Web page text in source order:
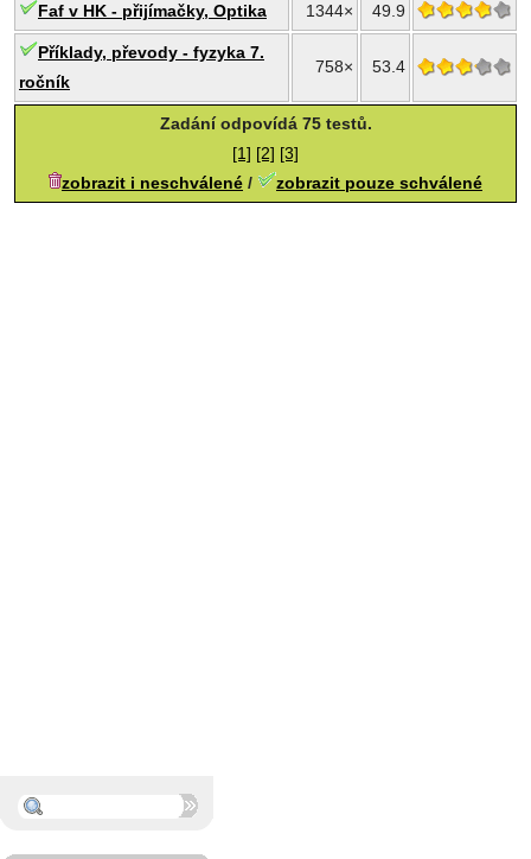
Faf v HK - přijímačky, Optika 1344× 49.9
Příklady, převody - fyzyka 7.
ročník
758× 53.4
Zadání odpovídá 75 testů.
[1] [2] [3]
zobrazit i neschválené / zobrazit pouze schválené